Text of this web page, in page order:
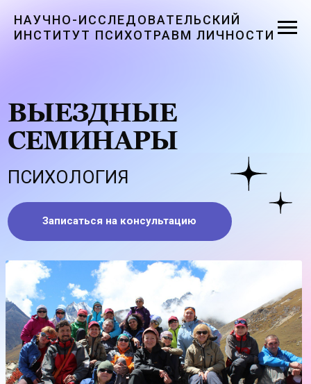
НАУЧНО-ИССЛЕДОВАТЕЛЬСКИЙ
ИНСТИТУТ ПСИХОТРАВМ ЛИЧНОСТИ
ВЫЕЗДНЫЕ
СЕМИНАРЫ
Записаться на консультацию